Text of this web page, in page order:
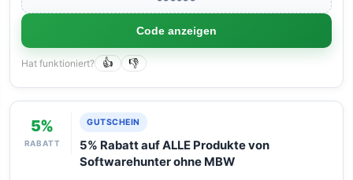
Code anzeigen
Hat funktioniert? 👍 👎
5%
RABATT
GUTSCHEIN
5% Rabatt auf ALLE Produkte von
Softwarehunter ohne MBW